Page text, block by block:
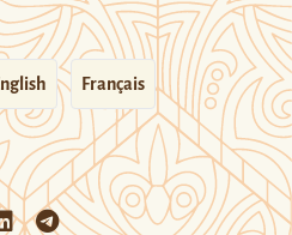
Français